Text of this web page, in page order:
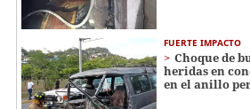
FUERTE IMPACTO
Choque de
heridas en
en el anillo